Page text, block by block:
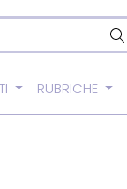
RUBRICHE